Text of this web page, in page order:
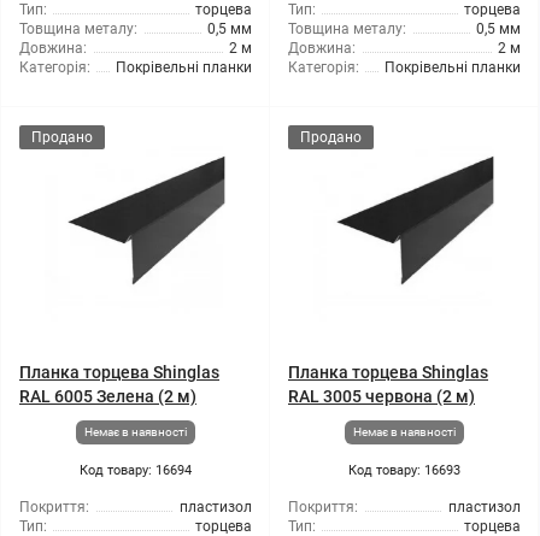
Тип:
торцева
Товщина металу:
0,5 мм
Довжина:
2 м
Категорія:
Покрівельні планки
Тип:
торцева
Товщина металу:
0,5 мм
Довжина:
2 м
Категорія:
Покрівельні планки
Продано
Планка торцева Shinglas
RAL 6005 Зелена (2 м)
Немає в наявності
Код товару: 16694
Покриття:
пластизол
Тип:
торцева
Продано
Планка торцева Shinglas
RAL 3005 червона (2 м)
Немає в наявності
Код товару: 16693
Покриття:
пластизол
Тип:
торцева